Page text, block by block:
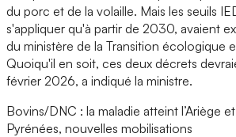
du porc et de la volaille. Mais les seuils
s'appliquer qu'à partir de 2030, avaient
du ministère de la Transition écologique
Quoiqu'il en soit, ces deux décrets
février 2026, a indiqué la ministre.
Bovins/DNC : la maladie atteint l’Ariège
Pyrénées, nouvelles mobilisations